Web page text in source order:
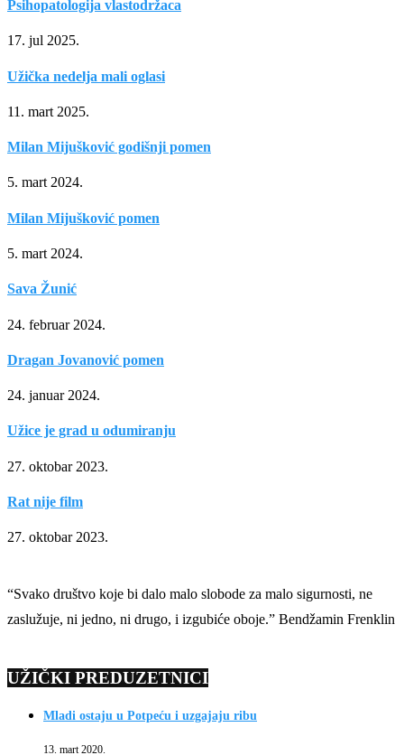
Psihopatologija vlastodržaca
17. jul 2025.
Užička nedelja mali oglasi
11. mart 2025.
Milan Mijušković godišnji pomen
5. mart 2024.
Milan Mijušković pomen
5. mart 2024.
Sava Žunić
24. februar 2024.
Dragan Jovanović pomen
24. januar 2024.
Užice je grad u odumiranju
27. oktobar 2023.
Rat nije film
27. oktobar 2023.
“Svako društvo koje bi dalo malo slobode za malo sigurnosti, ne
zaslužuje, ni jedno, ni drugo, i izgubiće oboje.” Bendžamin Frenklin
UŽIČKI PREDUZETNICI
Mladi ostaju u Potpeću i uzgajaju ribu
13. mart 2020.